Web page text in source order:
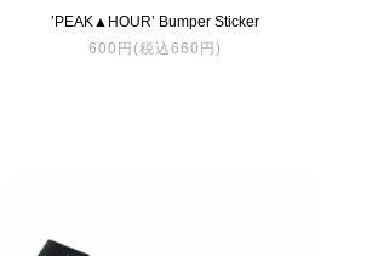
’PEAK▲HOUR’ Bumper Sticker
600円(税込660円)